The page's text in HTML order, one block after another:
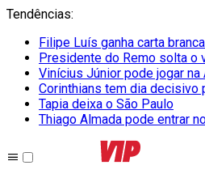
Tendências:
Filipe Luís ganha carta
Presidente do Remo solta o
Vinícius Júnior pode jogar na
Corinthians tem dia decisivo
Tapia deixa o São Paulo
Thiago Almada pode entrar